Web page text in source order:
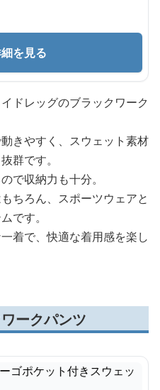
を見る
ドレッグのブラックワーク
きやすく、スウェット素材
群です。
で収納力も十分。
ちろん、スポーツウェアと
です。
着で、快適な着用感を楽し
ークパンツ